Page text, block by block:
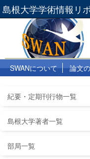
島根大学学術情報リ
SWANについて 論文
紀要・定期刊行物一覧
島根大学著者一覧
部局一覧